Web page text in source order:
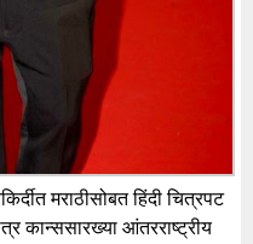
मराठीसोबत हिंदी चित्रपट
कान्ससारख्या आंतरराष्ट्रीय